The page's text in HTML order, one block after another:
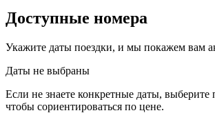
Доступные номера
Укажите даты поездки, и мы покажем вам
Даты не выбраны
Если не знаете конкретные даты,
чтобы сориентироваться по цене.